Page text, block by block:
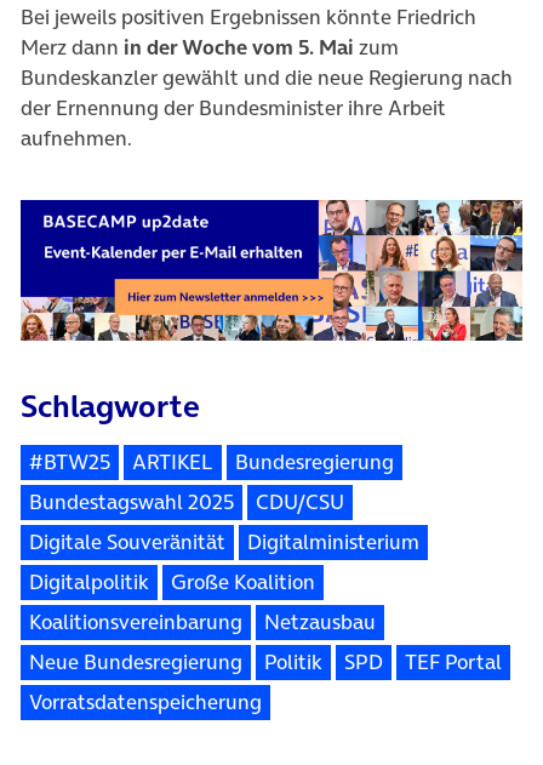
Bei jeweils positiven Ergebnissen könnte Friedrich
Merz dann in der Woche vom 5. Mai zum
Bundeskanzler gewählt und die neue Regierung nach
der Ernennung der Bundesminister ihre Arbeit
aufnehmen.
Schlagworte
#BTW25 ARTIKEL
Bundesregierung
Bundestagswahl 2025
CDU/CSU
Digitale Souveränität
Digitalministerium
Digitalpolitik
Große Koalition
Koalitionsvereinbarung
Netzausbau
Neue Bundesregierung
Politik SPD
TEF Portal
Vorratsdatenspeicherung